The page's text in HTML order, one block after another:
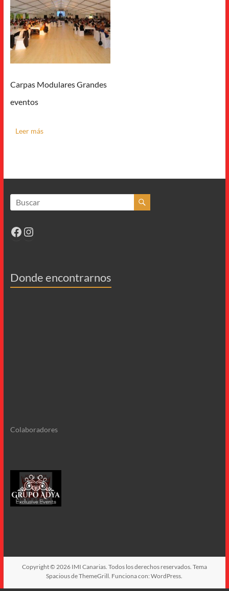
Carpas Modulares Grandes
eventos
Leer más
Facebook
Instagram
Donde encontrarnos
Colaboradores
Copyright © 2026 IMI Canarias. Todos los derechos reservados. Tema
Spaciousde ThemeGrill. Funciona con:WordPress